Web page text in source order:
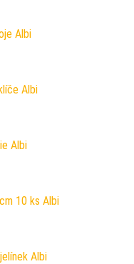
45 Kč.
Albi
249 Kč.
Albi
129 Kč.
Albi
169 Kč.
10 ks Albi
49 Kč.
Albi